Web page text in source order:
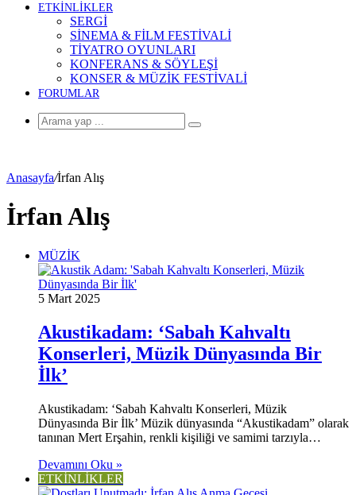
ETKİNLİKLER
SERGİ
SİNEMA & FİLM FESTİVALİ
TİYATRO OYUNLARI
KONFERANS & SÖYLEŞİ
KONSER & MÜZİK FESTİVALİ
FORUMLAR
Arama
Anasayfa/İrfan Alış
İrfan Alış
MÜZİK
5 Mart 2025
Akustikadam: ‘Sabah Kahvaltı
Konserleri, Müzik Dünyasında Bir
İlk’
Akustikadam: ‘Sabah Kahvaltı Konserleri, Müzik
Dünyasında Bir İlk’ Müzik dünyasında “Akustikadam” olarak
tanınan Mert Erşahin, renkli kişiliği ve samimi tarzıyla…
Devamını Oku »
ETKİNLİKLER